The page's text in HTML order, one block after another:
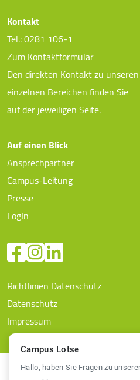
Kontakt
Tel.: 0281 106-1
Zum Kontaktformular
Den direkten Kontakt zu unseren
einzelnen Bereichen finden Sie
auf der jeweiligen Seite.
Auf einen Blick
Ansprechpartner
Campus-Leitung
Presse
LogIn
Richtlinien Datenschutz
Datenschutz
Impressum
Campus Lotse
Hallo, haben Sie Fragen zu